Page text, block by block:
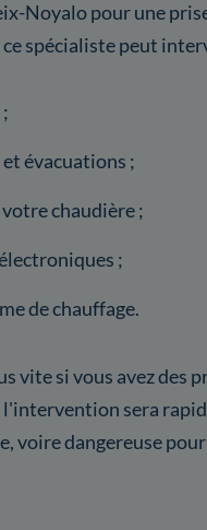
Noyalo pour une
spécialiste peut
évacuations ;
chaudière ;
;
de chauffage.
vite si vous avez des
sera
voire dangereuse